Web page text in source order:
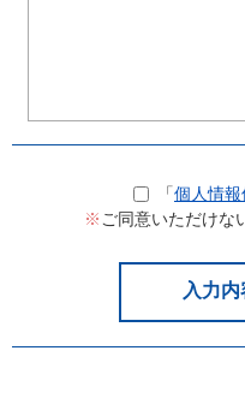
「個人情
※ ご同意いただけな